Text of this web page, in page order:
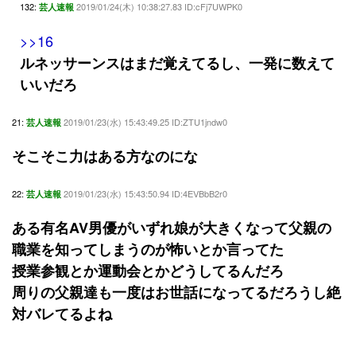
132: 芸人速報 2019/01/24(木) 10:38:27.83 ID:cFj7UWPK0
>>16
ルネッサーンスはまだ覚えてるし、一発に数えて
いいだろ
21: 芸人速報 2019/01/23(水) 15:43:49.25 ID:ZTU1jndw0
そこそこ力はある方なのにな
22: 芸人速報 2019/01/23(水) 15:43:50.94 ID:4EVBbB2r0
ある有名AV男優がいずれ娘が大きくなって父親の
職業を知ってしまうのが怖いとか言ってた
授業参観とか運動会とかどうしてるんだろ
周りの父親達も一度はお世話になってるだろうし絶
対バレてるよね